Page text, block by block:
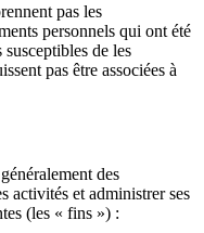
pas les
personnels qui ont été
de les
pas être associées à
des
activités et administrer ses
(les « fins ») :